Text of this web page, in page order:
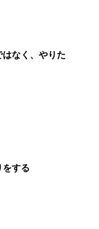
なく、やりた
をする